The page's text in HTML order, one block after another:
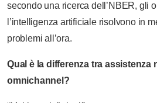
secondo una ricerca dell’NBER, gli
l’intelligenza artificiale risolvono in
problemi all’ora.
Qual è la differenza tra assistenza
omnichannel?